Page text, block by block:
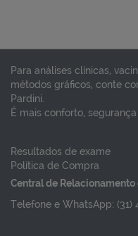
Para análises clínicas,
métodos gráficos, conte
Pardini.
É mais conforto,
Resultados de exame
Política de Compra
Central de Relacionamento
Telefone e WhatsApp: (31)